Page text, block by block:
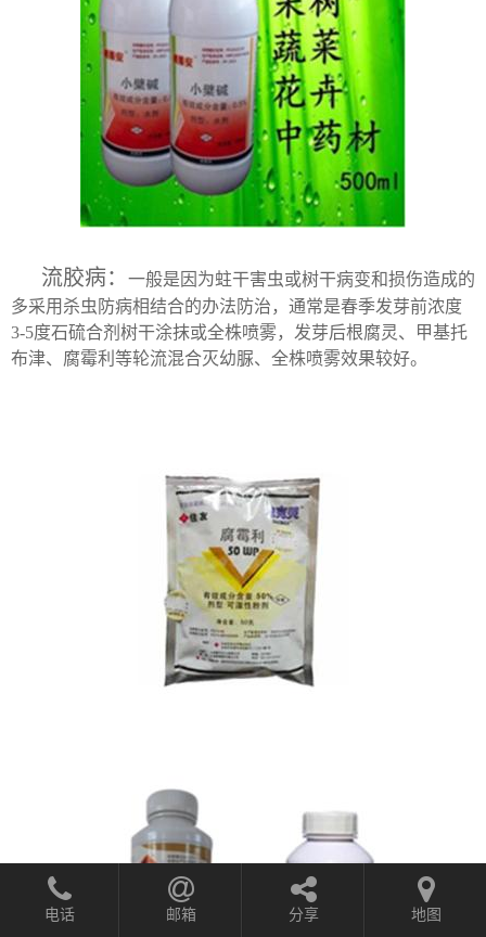
流胶病：
一般是因为蛀干害虫或树干病变和损伤造成的
多采用杀虫防病相结合的办法防治，通常是春季发芽前浓度
3-5度石硫合剂树干涂抹或全株喷雾，发芽后根腐灵、甲基托
布津、腐霉利等轮流混合灭幼脲、全株喷雾效果较好。
电话 邮箱 分享 地图